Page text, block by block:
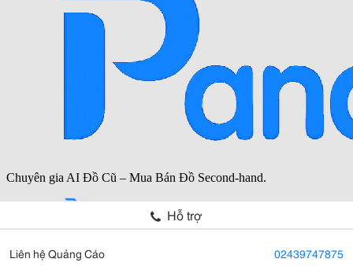
Hỗ trợ
Liên hệ Quảng Cáo 02439747875